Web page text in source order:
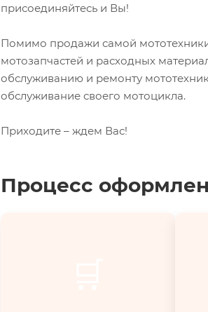
присоединяйтесь и Вы!
Помимо продажи самой
мотозапчастей и расходных
обслуживанию и ремонту
обслуживание своего мотоцикла.
Приходите – ждем Вас!
Процесс